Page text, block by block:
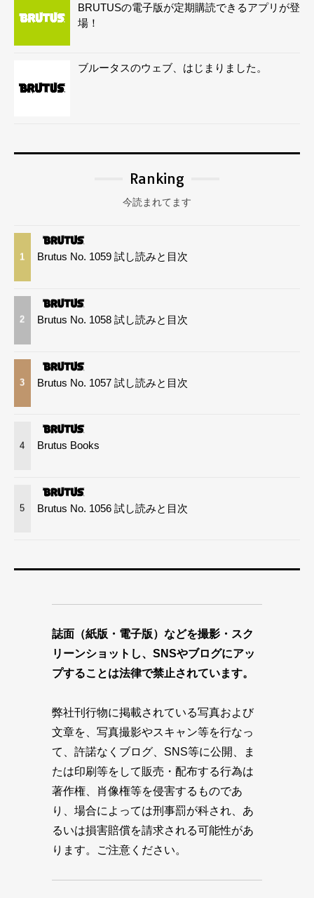
BRUTUSの電子版が定期購読できるアプリが登
場！
ブルータスのウェブ、はじまりました。
Ranking
今読まれてます
1 Brutus No. 1059 試し読みと目次
2 Brutus No. 1058 試し読みと目次
3 Brutus No. 1057 試し読みと目次
4 Brutus Books
5 Brutus No. 1056 試し読みと目次
誌面（紙版・電子版）などを撮影・スク
リーンショットし、SNSやブログにアッ
プすることは法律で禁止されています。
弊社刊行物に掲載されている写真および
文章を、写真撮影やスキャン等を行なっ
て、許諾なくブログ、SNS等に公開、ま
たは印刷等をして販売・配布する行為は
著作権、肖像権等を侵害するものであ
り、場合によっては刑事罰が科され、あ
るいは損害賠償を請求される可能性があ
ります。ご注意ください。